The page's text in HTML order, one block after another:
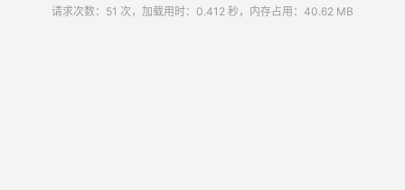
请求次数：51 次，加载用时：0.412 秒，内存占用：40.62 MB